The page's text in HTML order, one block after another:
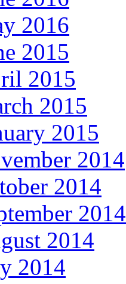
2016
2015
2015
2015
2015
2014
2014
2014
2014
2014